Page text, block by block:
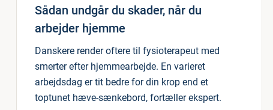
Sådan undgår du skader, når du
arbejder hjemme
Danskere render oftere til fysioterapeut med
smerter efter hjemmearbejde. En varieret
arbejdsdag er tit bedre for din krop end et
toptunet hæve-sænkebord, fortæller ekspert.